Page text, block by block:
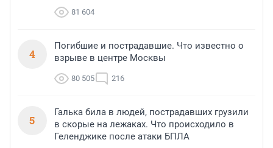
81 604
4
Погибшие и пострадавшие. Что известно о
взрыве в центре Москвы
80 505 216
5
Галька била в людей, пострадавших грузили
в скорые на лежаках. Что происходило в
Геленджике после атаки БПЛА